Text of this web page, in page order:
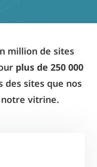
million de sites
plus de 250 000
des sites que nos
vitrine.